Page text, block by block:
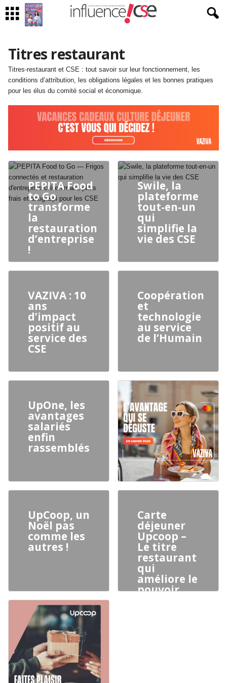
Titres restaurant
Titres-restaurant et CSE : tout savoir sur leur fonctionnement, les
conditions d’attribution, les obligations légales et les bonnes pratiques
pour les élus du comité social et économique.
PEPITA Food
to Go
transforme
la
restauration
d’entreprise
!
Swile, la
plateforme
tout-en-un
qui
simplifie la
vie des CSE
VAZIVA : 10
ans
d’impact
positif au
service des
CSE
Coopération
et
technologie
au service
de l’Humain
UpOne, les
avantages
salariés
enfin
rassemblés
UpCoop, un
Noël pas
comme les
autres !
Carte
déjeuner
Upcoop –
Le titre
restaurant
qui
améliore le
pouvoir